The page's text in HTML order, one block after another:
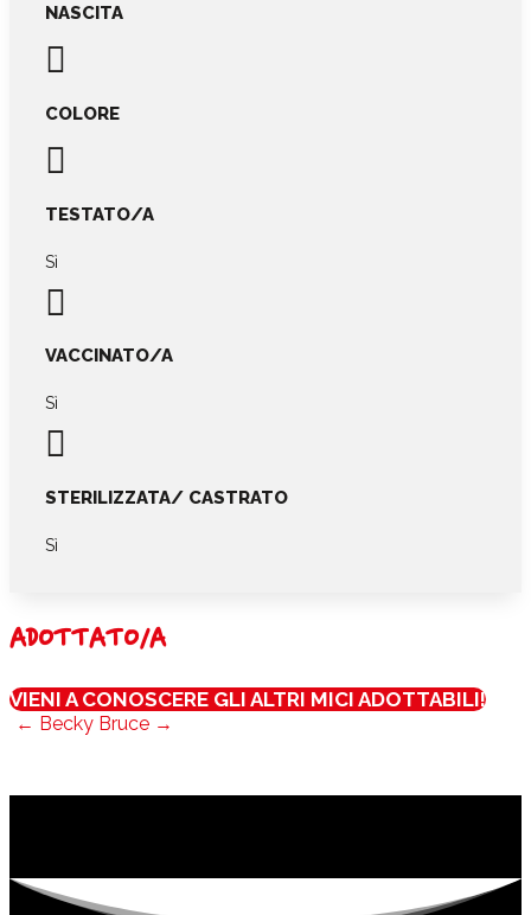
NASCITA

COLORE

TESTATO/A
Sì

VACCINATO/A
Sì

STERILIZZATA/ CASTRATO
Sì
ADOTTATO/A
VIENI A CONOSCERE GLI ALTRI MICI ADOTTABILI!
← Becky Bruce →